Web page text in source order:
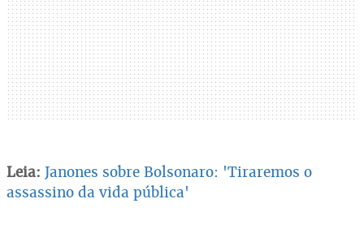
Leia: Janones sobre Bolsonaro: 'Tiraremos o
assassino da vida pública'